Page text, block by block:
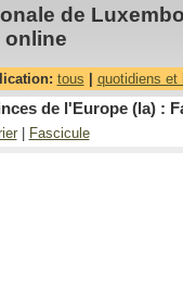
de
online
tous quotidiens et
de l'Europe (la) :
| Fascicule